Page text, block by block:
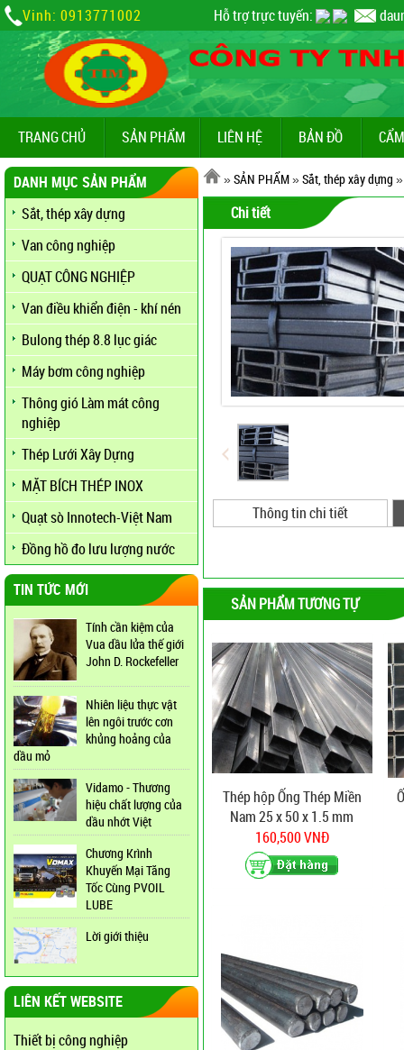
Vinh: 0913771002 Hỗ trợ trực tuyến:
TRANG CHỦ SẢN PHẨM LIÊN HỆ BẢN ĐỒ
DANH MỤC SẢN PHẨM
Sắt, thép xây dựng
Van công nghiệp
QUẠT CÔNG NGHIỆP
Van điều khiển điện - khí nén
Bulong thép 8.8 lục giác
Máy bơm công nghiệp
Thông gió Làm mát công
nghiệp
Thép Lưới Xây Dựng
MẶT BÍCH THÉP INOX
Quạt sò Innotech-Việt Nam
Đồng hồ đo lưu lượng nước
TIN TỨC MỚI
Tính cần kiệm của
Vua dầu lửa thế giới
John D. Rockefeller
Nhiên liệu thực vật
lên ngôi trước cơn
khủng hoảng của
dầu mỏ
Vidamo - Thương
hiệu chất lượng của
dầu nhớt Việt
Chương Krình
Khuyến Mại Tăng
Tốc Cùng PVOIL
LUBE
Lời giới thiệu
LIÊN KẾT WEBSITE
Thiết bị công nghiệp
»SẢN PHẨM»Sắt, thép xây dựng
Chi tiết
Thông tin chi tiết
SẢN PHẨM TƯƠNG TỰ
Thép hộp Ống Thép Miền
Nam 25 x 50 x 1.5 mm
160,500 VNĐ